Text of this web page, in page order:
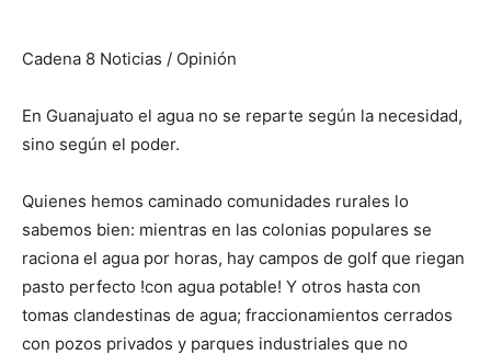
Cadena 8 Noticias / Opinión
En Guanajuato el agua no se reparte según la necesidad,
sino según el poder.
Quienes hemos caminado comunidades rurales lo
sabemos bien: mientras en las colonias populares se
raciona el agua por horas, hay campos de golf que riegan
pasto perfecto !con agua potable! Y otros hasta con
tomas clandestinas de agua; fraccionamientos cerrados
con pozos privados y parques industriales que no